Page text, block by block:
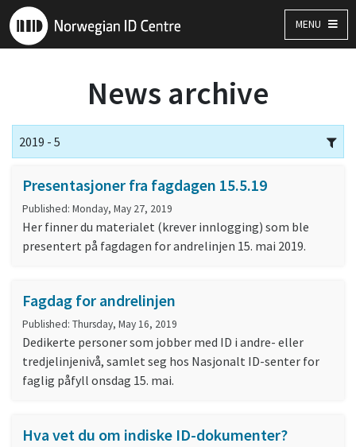
MENU
News archive
2019 - 5
Presentasjoner fra fagdagen 15.5.19
Published: Monday, May 27, 2019
Her finner du materialet (krever innlogging) som ble
presentert på fagdagen for andrelinjen 15. mai 2019.
Fagdag for andrelinjen
Published: Thursday, May 16, 2019
Dedikerte personer som jobber med ID i andre- eller
tredjelinjenivå, samlet seg hos Nasjonalt ID-senter for
faglig påfyll onsdag 15. mai.
Hva vet du om indiske ID-dokumenter?